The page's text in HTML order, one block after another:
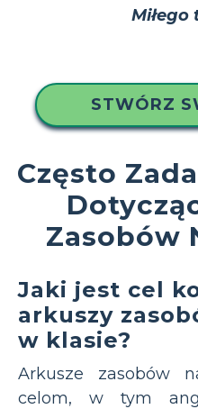
Miłego
STWÓRZ
Często
Zasobów
Jaki jest cel
arkuszy
w klasie?
Arkusze zasobów
celom, w tym